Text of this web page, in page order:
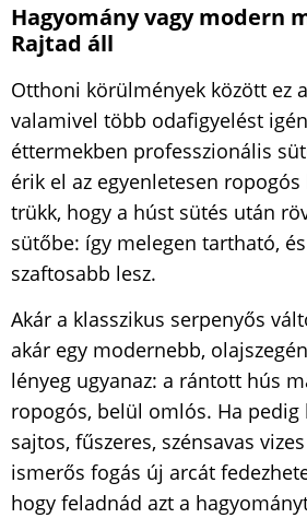
Hagyomány vagy modern
Rajtad áll
Otthoni körülmények között ez
valamivel több odafigyelést
éttermekben professzionális
érik el az egyenletesen
trükk, hogy a húst sütés után
sütőbe: így melegen tartható,
szaftosabb lesz.
Akár a klasszikus serpenyős
akár egy modernebb,
lényeg ugyanaz: a rántott hús
ropogós, belül omlós. Ha
sajtos, fűszeres, szénsavas
ismerős fogás új arcát
hogy feladnád azt a